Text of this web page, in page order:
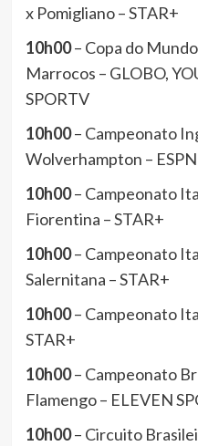
x Pomigliano – STAR+
10h00– Copa do
Marrocos – GLOBO,
SPORTV
10h00– Campeonato
Wolverhampton –
10h00– Campeonato
Fiorentina – STAR+
10h00– Campeonato
Salernitana – STAR+
10h00– Campeonato
STAR+
10h00– Campeonato
Flamengo – ELEVEN
10h00– Circuito